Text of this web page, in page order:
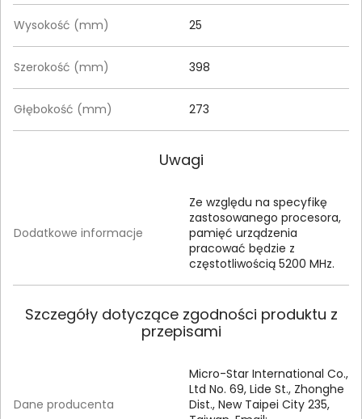
Wysokość (mm) 25
Szerokość (mm) 398
Głębokość (mm) 273
Uwagi
Dodatkowe informacje
Ze względu na specyfikę
zastosowanego procesora,
pamięć urządzenia
pracować będzie z
częstotliwością 5200 MHz.
Szczegóły dotyczące zgodności produktu z
przepisami
Dane producenta
Micro-Star International Co.,
Ltd No. 69, Lide St., Zhonghe
Dist., New Taipei City 235,